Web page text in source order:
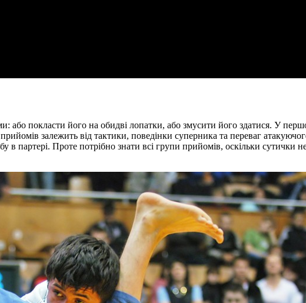
покласти його на обидві лопатки, або змусити його здатися. У
залежить від тактики, поведінки суперника та переваг
в партері. Проте потрібно знати всі групи прийомів, оскільки сутички